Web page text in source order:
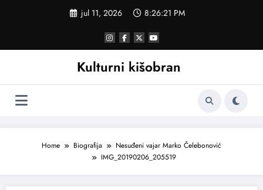
jul 11, 2026 8:26:22 PM
Kulturni kišobran
Home Biografija
Nesuđeni vajar Marko Čelebonović
IMG_20190206_205519